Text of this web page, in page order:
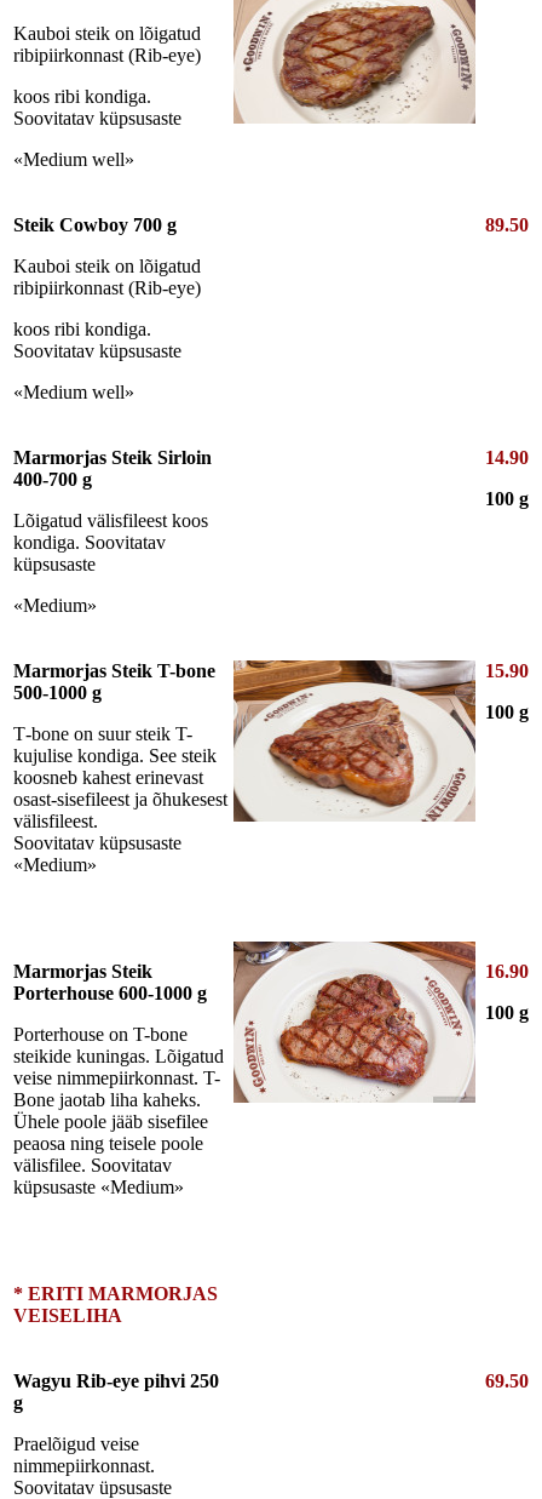
Kauboi steik on lõigatud
ribipiirkonnast (Rib-eye)
koos ribi kondiga.
Soovitatav küpsusaste
«Medium well»
Steik Cowboy 700 g
Kauboi steik on lõigatud
ribipiirkonnast (Rib-eye)
koos ribi kondiga.
Soovitatav küpsusaste
«Medium well»
89.50
Marmorjas Steik Sirloin
400-700 g
Lõigatud välisfileest koos
kondiga. Soovitatav
küpsusaste
«Medium»
14.90
100 g
Marmorjas Steik T-bone
500-1000 g
Т-bone on suur steik T-
kujulise kondiga. See steik
koosneb kahest erinevast
osast-sisefileest ja õhukesest
välisfileest.
Soovitatav küpsusaste
«Medium»
15.90
100 g
Marmorjas Steik
Porterhouse 600-1000 g
Porterhouse on T-bone
steikide kuningas. Lõigatud
veise nimmepiirkonnast. T-
Bone jaotab liha kaheks.
Ühele poole jääb sisefilee
peaosa ning teisele poole
välisfilee. Soovitatav
küpsusaste «Medium»
16.90
100 g
* ERITI MARMORJAS
VEISELIHA
Wagyu Rib-eye pihvi 250
g
Praelõigud veise
nimmepiirkonnast.
Soovitatav üpsusaste
69.50